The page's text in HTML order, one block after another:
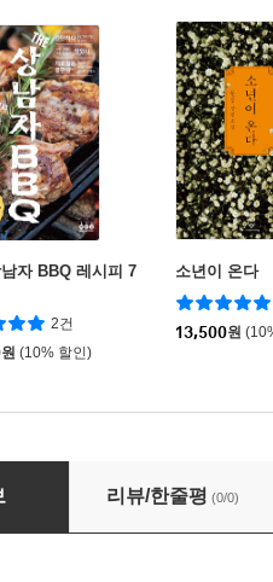
자 BBQ 레시피 7
2건
원 (10% 할인)
소년이 온다
13,500원
리뷰/한줄평 (0/0)